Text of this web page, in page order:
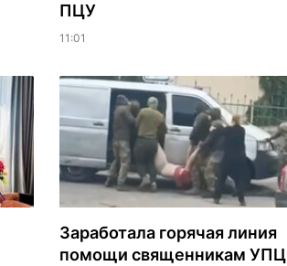
ПЦУ
11:01
Заработала горячая линия
помощи священникам УПЦ